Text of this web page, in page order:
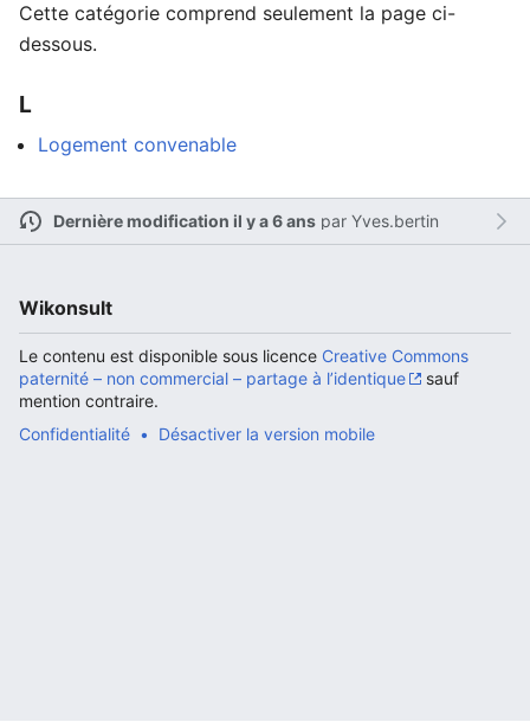
Ouvrir le menu principal
Lire
Cette catégorie comprend seulement la page ci-
dessous.
L
Logement convenable
Dernière modification il y a 6 anspar Yves.bertin
Wikonsult
Le contenu est disponible sous licence Creative Commons
paternité – non commercial – partage à l’identique
sauf
mention contraire.
Confidentialité
Désactiver la version mobile